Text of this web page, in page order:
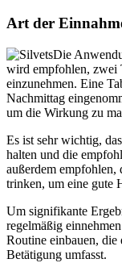
Art der
Die
wird empfohlen, zwei
einzunehmen. Eine
Nachmittag
um die Wirkung zu
Es ist sehr wichtig,
halten und die
außerdem empfohlen,
trinken, um eine gute
Um signifikante
regelmäßig
Routine einbauen, die
Betätigung umfasst.